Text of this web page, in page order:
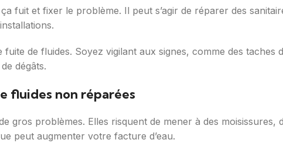
fuit et fixer le problème. Il peut s’agir de réparer des
de fluides. Soyez vigilant aux signes, comme des taches
dégâts.
fluides non réparées
gros problèmes. Elles risquent de mener à des
peut augmenter votre facture d’eau.